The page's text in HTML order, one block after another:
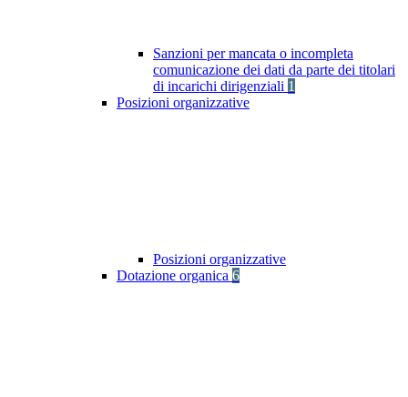
Sanzioni per mancata o incompleta
comunicazione dei dati da parte dei titolari
di incarichi dirigenziali 1
Posizioni organizzative
Posizioni organizzative
Dotazione organica 6